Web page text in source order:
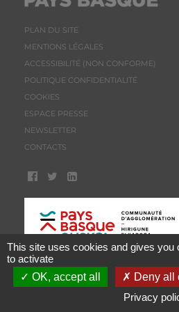
PLAN DU SITE
MENTIONS LÉGALES
ACCESSIBILITÉ (NON CONFORME)
POLITIQUE CONFIDENTIALITÉ
COOKIES
ESPACE PRESSE
NEWSLETTER
CONTACTS
This site uses cookies and gives you
to activate
OK, accept all
Deny all
Privacy